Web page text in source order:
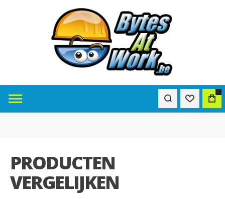
PRODUCTEN
VERGELIJKEN